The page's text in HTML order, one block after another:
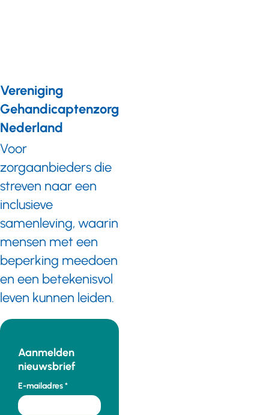
Verstandelijke
Beperking. De
leergang voldoet
aan de normen
gehandicaptenzorg
aan bij- en
worden gesteld.
Vereniging
Gehandicaptenzorg
Nederland
Voor
zorgaanbieders die
streven naar een
inclusieve
samenleving, waarin
mensen met een
beperking meedoen
en een betekenisvol
leven kunnen leiden.
Aanmelden
nieuwsbrief
E-mailadres